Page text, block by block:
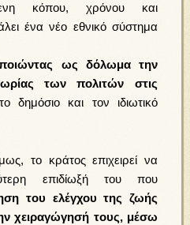
κόπου, χρόνου και
ένα νέο εθνικό σύστημα
ως δόλωμα την
των πολιτών στις
δημόσιο και τον ιδιωτικό
το κράτος επιχειρεί να
επιδίωξή του που
του ελέγχου της ζωής
χειραγώγησή τους, μέσω